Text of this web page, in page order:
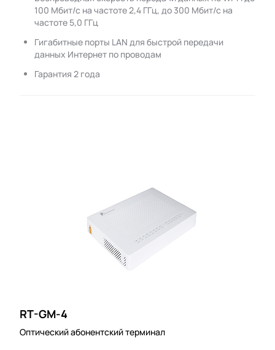
100 Мбит/с на частоте 2,4 ГГц, до 300 Мбит/с на
частоте 5,0 ГГц
Гигабитные порты LAN для быстрой передачи
данных Интернет по проводам
Гарантия 2 года
RT-GM-4
Оптический абонентский терминал